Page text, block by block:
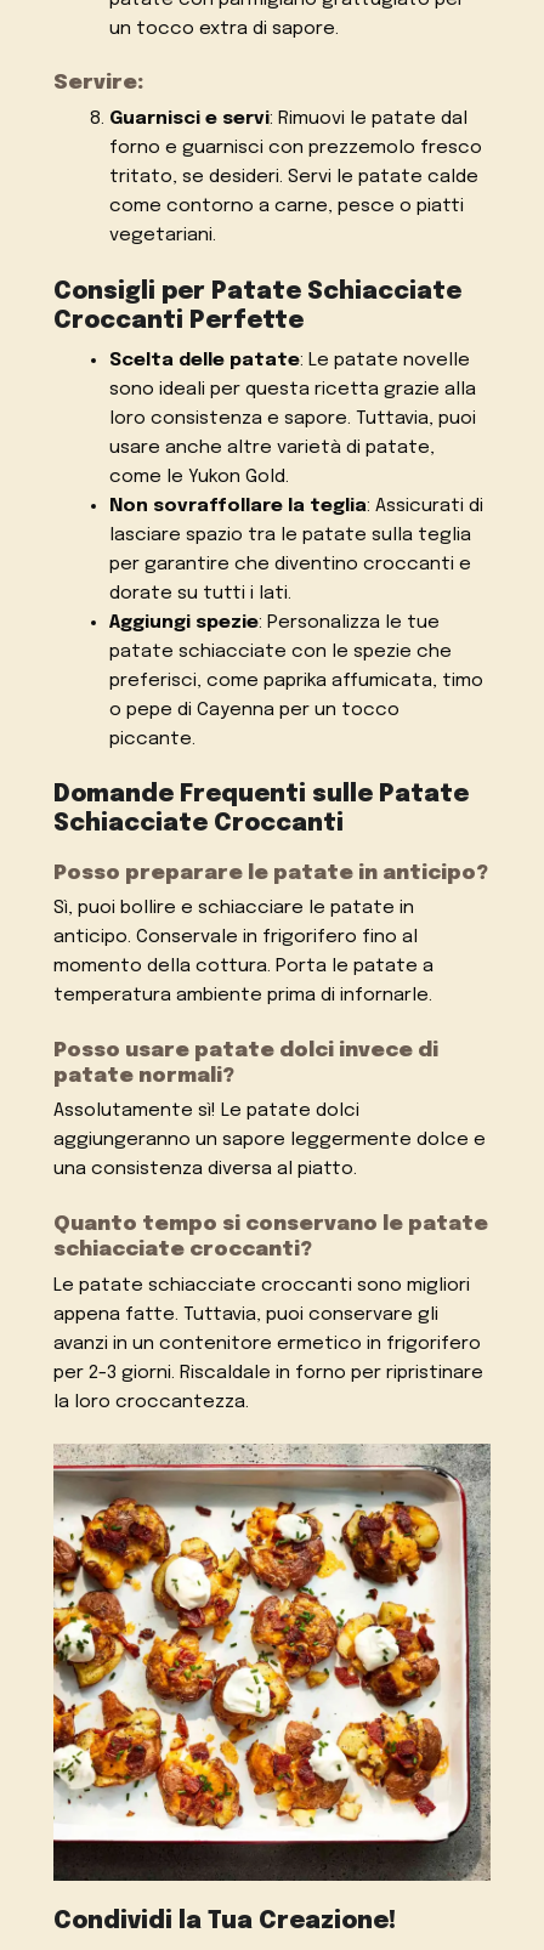
un tocco extra di sapore.
Servire:
Guarnisci e servi: Rimuovi le patate dal
forno e guarnisci con prezzemolo fresco
tritato, se desideri. Servi le patate calde
come contorno a carne, pesce o piatti
vegetariani.
Consigli per Patate Schiacciate
Croccanti Perfette
Scelta delle patate: Le patate novelle
sono ideali per questa ricetta grazie alla
loro consistenza e sapore. Tuttavia, puoi
usare anche altre varietà di patate,
come le Yukon Gold.
Non sovraffollare la teglia: Assicurati di
lasciare spazio tra le patate sulla teglia
per garantire che diventino croccanti e
dorate su tutti i lati.
Aggiungi spezie: Personalizza le tue
patate schiacciate con le spezie che
preferisci, come paprika affumicata, timo
o pepe di Cayenna per un tocco
piccante.
Domande Frequenti sulle Patate
Schiacciate Croccanti
Posso preparare le patate in anticipo?
Sì, puoi bollire e schiacciare le patate in
anticipo. Conservale in frigorifero fino al
momento della cottura. Porta le patate a
temperatura ambiente prima di infornarle.
Posso usare patate dolci invece di
patate normali?
Assolutamente sì! Le patate dolci
aggiungeranno un sapore leggermente dolce e
una consistenza diversa al piatto.
Quanto tempo si conservano le patate
schiacciate croccanti?
Le patate schiacciate croccanti sono migliori
appena fatte. Tuttavia, puoi conservare gli
avanzi in un contenitore ermetico in frigorifero
per 2-3 giorni. Riscaldale in forno per ripristinare
la loro croccantezza.
Condividi la Tua Creazione!